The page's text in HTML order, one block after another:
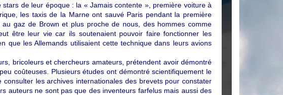
stars de leur époque : la « Jamais contente », première voiture à
les taxis de la Marne ont sauvé Paris pendant la première
gaz de Brown et plus proche de nous, des hommes comme
être leur vie car ils soutenaient pouvoir faire fonctionner les
que les Allemands utilisaient cette technique dans leurs avions
bricoleurs et chercheurs amateurs, prétendent avoir démontré
coûteuses. Plusieurs études ont démontré scientifiquement le
les archives internationales des brevets pour constater
auteurs ne sont pas que des inventeurs farfelus mais aussi des